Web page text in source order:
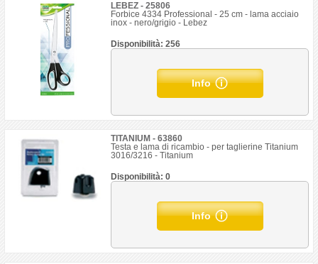
LEBEZ - 25806
Forbice 4334 Professional - 25 cm - lama acciaio
inox - nero/grigio - Lebez
Disponibilità: 256
Info
TITANIUM - 63860
Testa e lama di ricambio - per taglierine Titanium
3016/3216 - Titanium
Disponibilità: 0
Info